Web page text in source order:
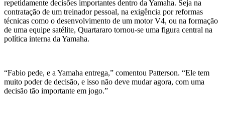
repetidamente decisões importantes dentro da Yamaha. Seja na
contratação de um treinador pessoal, na exigência por reformas
técnicas como o desenvolvimento de um motor V4, ou na formação
de uma equipe satélite, Quartararo tornou-se uma figura central na
política interna da Yamaha.
“Fabio pede, e a Yamaha entrega,” comentou Patterson. “Ele tem
muito poder de decisão, e isso não deve mudar agora, com uma
decisão tão importante em jogo.”